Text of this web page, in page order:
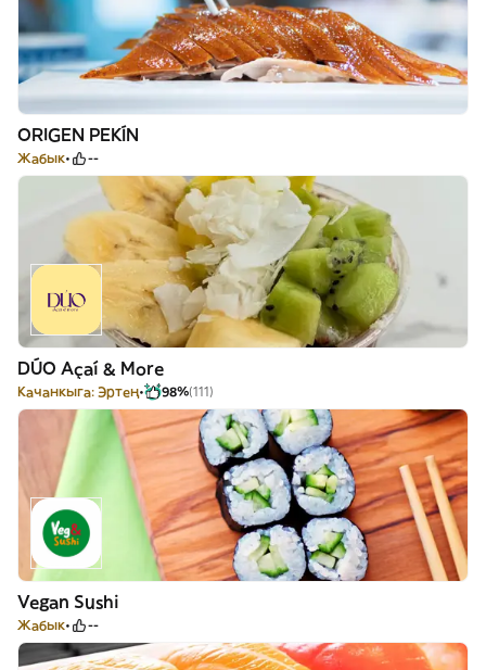
ORIGEN PEKÍN
Жабык --
DÚO Açaí & More
Качанкыга: Эртең 98%(111)
Vegan Sushi
Жабык --